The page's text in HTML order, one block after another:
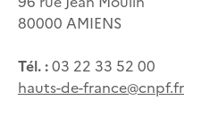
80000 AMIENS
Tél. :03 22 33 52 00
hauts-de-france@cnpf.fr